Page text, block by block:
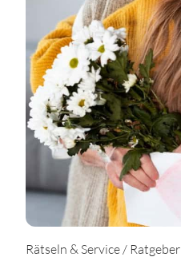
Rätseln & Service / Ratgeber